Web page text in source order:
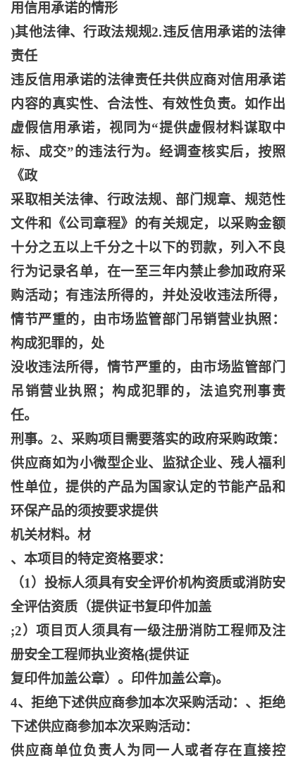
用信用承诺的情形
)其他法律、行政法规规2.违反信用承诺的法律
责任
违反信用承诺的法律责任共供应商对信用承诺
内容的真实性、合法性、有效性负责。如作出
虚假信用承诺，视同为“提供虚假材料谋取中
标、成交”的违法行为。经调查核实后，按照
《政
采取相关法律、行政法规、部门规章、规范性
文件和《公司章程》的有关规定，以采购金额
十分之五以上千分之十以下的罚款，列入不良
行为记录名单，在一至三年内禁止参加政府采
购活动；有违法所得的，并处没收违法所得，
情节严重的，由市场监管部门吊销营业执照：
构成犯罪的，处
没收违法所得，情节严重的，由市场监管部门
吊销营业执照；构成犯罪的，法追究刑事责
任。
刑事。 2、采购项目需要落实的政府采购政策：
供应商如为小微型企业、监狱企业、残人福利
性单位，提供的产品为国家认定的节能产品和
环保产品的须按要求提供
机关材料。材
、本项目的特定资格要求：
（1）投标人须具有安全评价机构资质或消防安
全评估资质（提供证书复印件加盖
;2）项目页人须具有一级注册消防工程师及注
册安全工程师执业资格(提供证
复印件加盖公章）。印件加盖公章)。
4、拒绝下述供应商参加本次采购活动：、拒绝
下述供应商参加本次采购活动：
供应商单位负责人为同一人或者存在直接控